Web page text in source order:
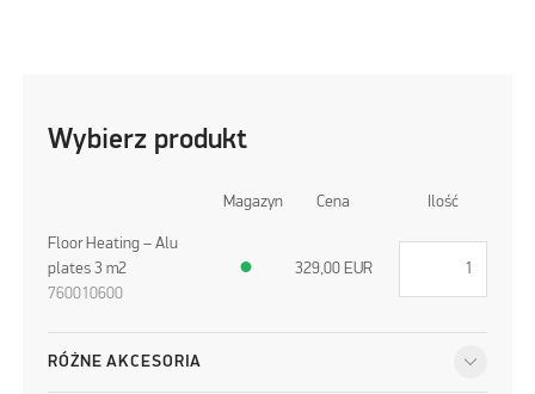
Wybierz produkt
Magazyn Cena Ilość
Floor Heating – Alu
plates 3 m2
760010600
● 329,00 EUR
RÓŻNE AKCESORIA